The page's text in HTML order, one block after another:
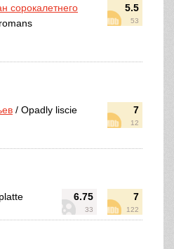
5.5
53
сорокалетнего
7
12
/ Opadly liscie
6.75
33
7
122